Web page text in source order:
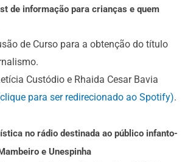
de informação para crianças e quem
de Curso para a obtenção do título
Custódio e Rhaida Cesar Bavia
para ser redirecionado ao Spotify).
no rádio destinada ao público infanto-
e Unespinha